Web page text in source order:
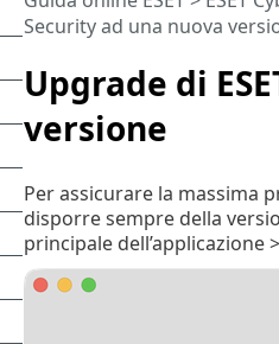
Upgrade di
versione
Security ad una nuova
Per assicurare la massima
disporre sempre della
principale dell’applicazione >